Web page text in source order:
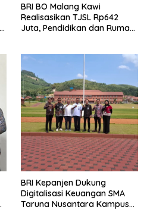
BRI BO Malang Kawi
Realisasikan TJSL Rp642
Juta, Pendidikan dan Rumah
BRI Kepanjen Dukung
Digitalisasi Keuangan SMA
Taruna Nusantara Kampus